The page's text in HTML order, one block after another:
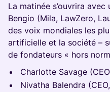
La matinée s’ouvrira
Bengio (Mila, LawZero,
des voix mondiales les
artificielle et la société –
de fondateurs « hors
Charlotte Savage
Nivatha Balendra